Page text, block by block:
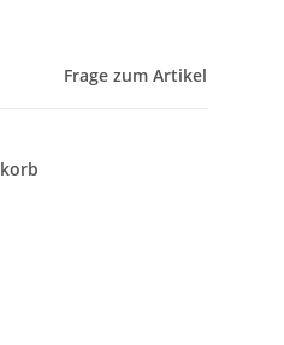
Frage zum Artikel